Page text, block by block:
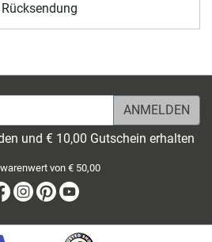
und € 10,00 Gutschein erhalten
von € 50,00
Facebook
Instagram
Pinterest